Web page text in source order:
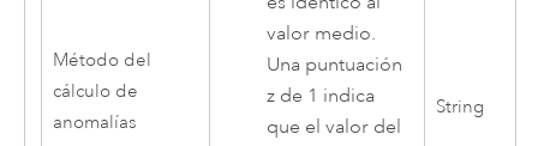
Método del
cálculo de
anomalías
valor medio.
Una puntuación
z de 1 indica
que el valor del
String